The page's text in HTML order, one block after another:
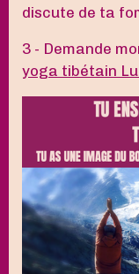
discute de ta
3 - Demande
yoga tibétain